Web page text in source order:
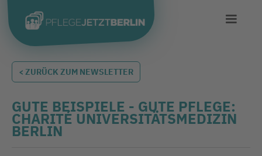
< ZURÜCK ZUM NEWSLETTER
GUTE BEISPIELE - GUTE PFLEGE:
CHARITÉ UNIVERSITÄTSMEDIZIN
BERLIN